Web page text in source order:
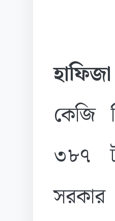
কেজি
৩৮৭
সরকার